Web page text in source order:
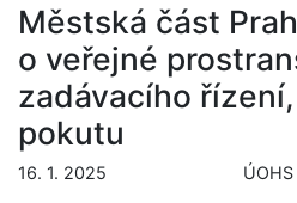
Městská část
o veřejné
zadávacího
pokutu
16. 1. 2025 ÚOHS